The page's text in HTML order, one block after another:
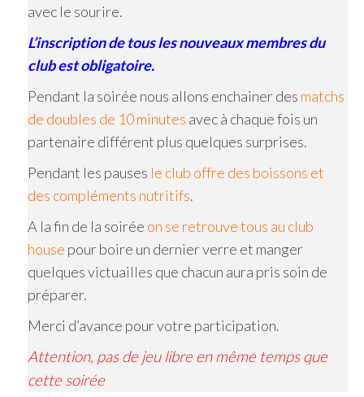
avec le sourire.
L’inscription de tous les nouveaux membres du
club est obligatoire.
Pendant la soirée nous allons enchainer des matchs
de doubles de 10 minutes avec à chaque fois un
partenaire différent plus quelques surprises.
Pendant les pauses le club offre des boissons et
des compléments nutritifs.
A la fin de la soirée on se retrouve tous au club
house pour boire un dernier verre et manger
quelques victuailles que chacun aura pris soin de
préparer.
Merci d’avance pour votre participation.
Attention, pas de jeu libre en même temps que
cette soirée